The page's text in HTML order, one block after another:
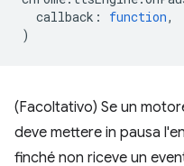
callback : function,
)
(Facoltativo) Se un
deve mettere in pausa
finché non riceve un